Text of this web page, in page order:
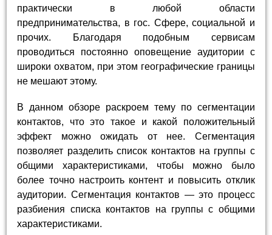
практически в любой области
предпринимательства, в гос. Сфере, социальной и
прочих. Благодаря подобным сервисам
проводиться постоянно оповещение аудитории с
широки охватом, при этом географические границы
не мешают этому.
В данном обзоре раскроем тему по сегментации
контактов, что это такое и какой положительный
эффект можно ожидать от нее. Сегментация
позволяет разделить список контактов на группы с
общими характеристиками, чтобы можно было
более точно настроить контент и повысить отклик
аудитории. Сегментация контактов — это процесс
разбиения списка контактов на группы с общими
характеристиками.